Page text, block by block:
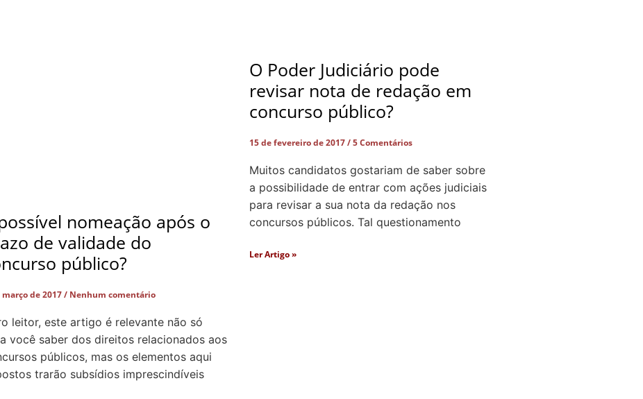
nomeação após o
de validade do
público?
março de 2017 Nenhum comentário
leitor, este artigo é relevante não só
você saber dos direitos relacionados aos
públicos, mas os elementos aqui
trarão subsídios imprescindíveis
O Poder Judiciário pode
revisar nota de redação em
concurso público?
15 de fevereiro de 2017 5 Comentários
Muitos candidatos gostariam de saber sobre
a possibilidade de entrar com ações judiciais
para revisar a sua nota da redação nos
concursos públicos. Tal questionamento
Ler Artigo »